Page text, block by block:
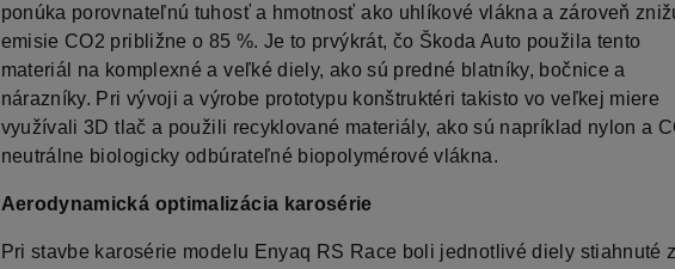
ponúka porovnateľnú tuhosť a hmotnosť ako uhlíkové vlákna a zároveň
emisie CO2 približne o 85 %. Je to prvýkrát, čo Škoda Auto použila tento
materiál na komplexné a veľké diely, ako sú predné blatníky, bočnice a
nárazníky. Pri vývoji a výrobe prototypu konštruktéri takisto vo veľkej miere
využívali 3D tlač a použili recyklované materiály, ako sú napríklad nylon a
neutrálne biologicky odbúrateľné biopolymérové vlákna.
Aerodynamická optimalizácia karosérie
Pri stavbe karosérie modelu Enyaq RS Race boli jednotlivé diely stiahnuté z